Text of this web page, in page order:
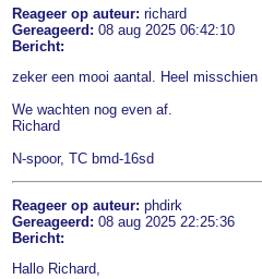
Reageer op auteur: richard
Gereageerd: 08 aug 2025 06:42:10
Bericht:
zeker een mooi aantal. Heel
We wachten nog even af.
Richard
N-spoor, TC bmd-16sd
Reageer op auteur: phdirk
Gereageerd: 08 aug 2025 22:25:36
Bericht:
Hallo Richard,